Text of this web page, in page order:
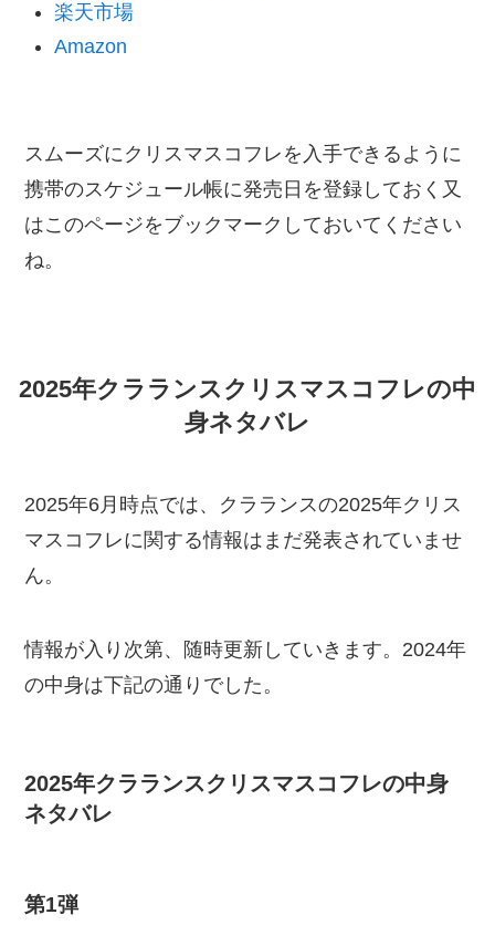
楽天市場
Amazon
スムーズにクリスマスコフレを入手できるように
携帯のスケジュール帳に発売日を登録しておく又
はこのページをブックマークしておいてください
ね。
2025年クラランスクリスマスコフレの中
身ネタバレ
2025年6月時点では、クラランスの2025年クリス
マスコフレに関する情報はまだ発表されていませ
ん。
情報が入り次第、随時更新していきます。2024年
の中身は下記の通りでした。
2025年クラランスクリスマスコフレの中身
ネタバレ
第1弾